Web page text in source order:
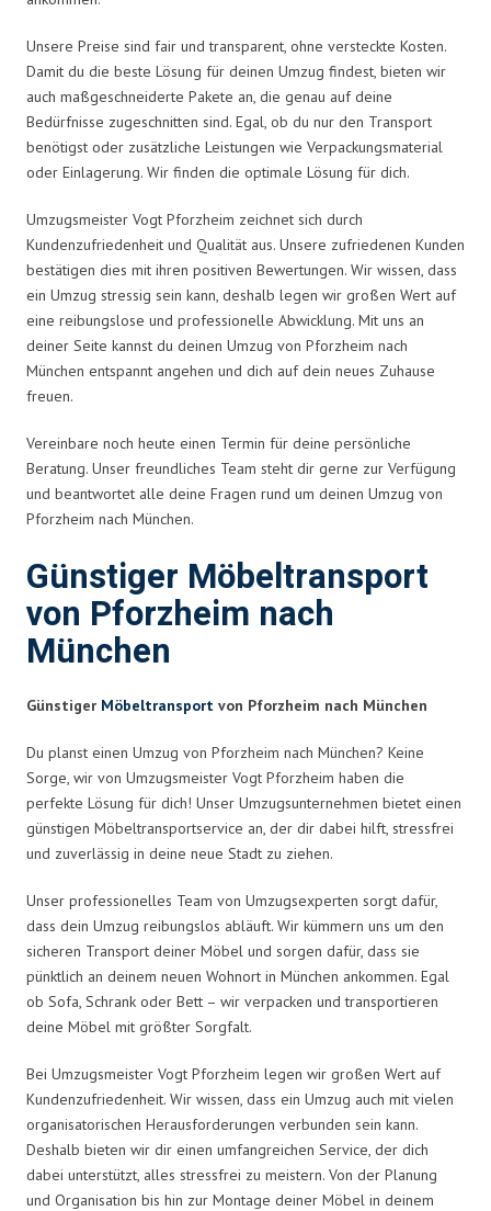
Unsere Preise sind fair und transparent, ohne versteckte Kosten.
Damit du die beste Lösung für deinen Umzug findest, bieten wir
auch maßgeschneiderte Pakete an, die genau auf deine
Bedürfnisse zugeschnitten sind. Egal, ob du nur den Transport
benötigst oder zusätzliche Leistungen wie Verpackungsmaterial
oder Einlagerung. Wir finden die optimale Lösung für dich.
Umzugsmeister Vogt Pforzheim zeichnet sich durch
Kundenzufriedenheit und Qualität aus. Unsere zufriedenen Kunden
bestätigen dies mit ihren positiven Bewertungen. Wir wissen, dass
ein Umzug stressig sein kann, deshalb legen wir großen Wert auf
eine reibungslose und professionelle Abwicklung. Mit uns an
deiner Seite kannst du deinen Umzug von Pforzheim nach
München entspannt angehen und dich auf dein neues Zuhause
freuen.
Vereinbare noch heute einen Termin für deine persönliche
Beratung. Unser freundliches Team steht dir gerne zur Verfügung
und beantwortet alle deine Fragen rund um deinen Umzug von
Pforzheim nach München.
Günstiger Möbeltransport
von Pforzheim nach
München
Günstiger Möbeltransport von Pforzheim nach München
Du planst einen Umzug von Pforzheim nach München? Keine
Sorge, wir von Umzugsmeister Vogt Pforzheim haben die
perfekte Lösung für dich! Unser Umzugsunternehmen bietet einen
günstigen Möbeltransportservice an, der dir dabei hilft, stressfrei
und zuverlässig in deine neue Stadt zu ziehen.
Unser professionelles Team von Umzugsexperten sorgt dafür,
dass dein Umzug reibungslos abläuft. Wir kümmern uns um den
sicheren Transport deiner Möbel und sorgen dafür, dass sie
pünktlich an deinem neuen Wohnort in München ankommen. Egal
ob Sofa, Schrank oder Bett – wir verpacken und transportieren
deine Möbel mit größter Sorgfalt.
Bei Umzugsmeister Vogt Pforzheim legen wir großen Wert auf
Kundenzufriedenheit. Wir wissen, dass ein Umzug auch mit vielen
organisatorischen Herausforderungen verbunden sein kann.
Deshalb bieten wir dir einen umfangreichen Service, der dich
dabei unterstützt, alles stressfrei zu meistern. Von der Planung
und Organisation bis hin zur Montage deiner Möbel in deinem